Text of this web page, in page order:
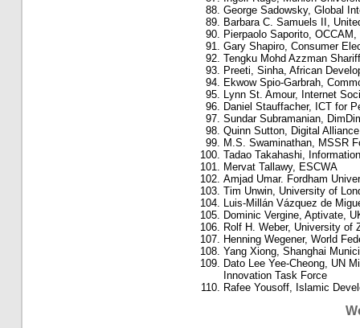
George Sadowsky, Global
Barbara C. Samuels II,
Pierpaolo Saporito, OCCAM,
Gary Shapiro, Consumer
Tengku Mohd Azzman
Preeti, Sinha, African
Ekwow Spio-Garbrah,
Lynn St. Amour, Internet
Daniel Stauffacher, ICT for
Sundar Subramanian,
Quinn Sutton, Digital
M.S. Swaminathan, MSSR
Tadao Takahashi,
Mervat Tallawy, ESCWA
Amjad Umar. Fordham
Tim Unwin, University of
Luis-Millán Vázquez de
Dominic Vergine, Aptivate,
Rolf H. Weber, University of
Henning Wegener, World
Yang Xiong, Shanghai
Dato Lee Yee-Cheong, UN
Innovation Task Force
Rafee Yousoff, Islamic